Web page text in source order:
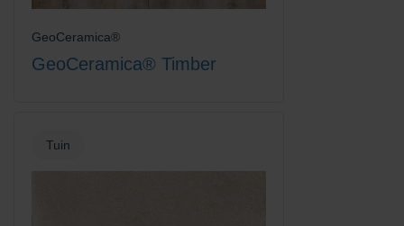
GeoCeramica®
GeoCeramica® Timber
Tuin